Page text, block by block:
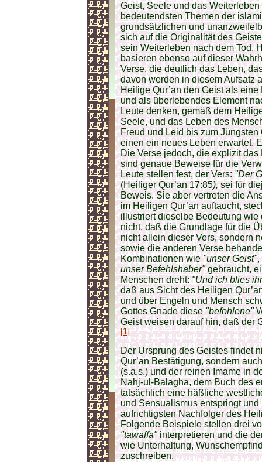
Geist, Seele und das
bedeutendsten Themen der
grundsätzlichen und
sich auf die Originalität des
sein Weiterle­ben nach dem Tod.
basieren ebenso auf dieser
Verse, die deutlich das Leben,
davon werden in diesem Aufsatz
Heilige Qur’an den Geist als
und als überlebendes Element
Leute denken, gemäß dem
Seele, und das Leben des
Freud und Leid bis zum
einen ein neues Leben erwartet.
Die Verse jedoch, die explizit
sind genaue Beweise für die
Leute stellen fest, der Vers:"Der
(Heiliger Qur’an 17:85),sei für
Beweis. Sie aber vertreten die
im Heiligen Qur’an auftaucht,
illustriert dieselbe Bedeutung
nicht, daß die Grundlage für die
nicht allein dieser Vers, sondern
sowie die anderen Verse
Kombinationen wie"unser Geist",
unser Befehlshaber"gebraucht,
Menschen dreht:"Und ich blies
daß aus Sicht des Heiligen
und über Engeln und Mensch
Gottes Gnade diese"befohlene"
Geist weisen darauf hin, daß der
[1]
Der Ursprung des Geistes findet
Qur’an Bestätigung, sondern
(s.a.s.) und der reinen Imame in
Nahj-ul-Balagha, dem Buch des
tatsächlich eine häßliche
und Sensualismus entspringt
aufrichtigsten Nachfolger des
Folgende Beispiele stellen drei
"tawaffa"interpretieren und die
wie Unterhaltung,
zuschreiben.